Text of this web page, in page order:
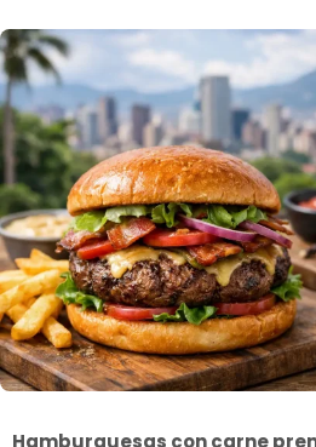
Hamburguesas con carne